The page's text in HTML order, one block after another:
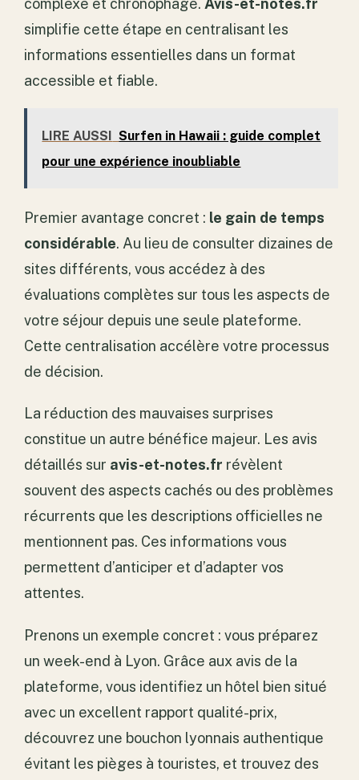
complexe et chronophage. Avis-et-notes.fr
simplifie cette étape en centralisant les
informations essentielles dans un format
accessible et fiable.
LIRE AUSSI Surfen in Hawaii : guide complet
pour une expérience inoubliable
Premier avantage concret : le gain de temps
considérable. Au lieu de consulter dizaines de
sites différents, vous accédez à des
évaluations complètes sur tous les aspects de
votre séjour depuis une seule plateforme.
Cette centralisation accélère votre processus
de décision.
La réduction des mauvaises surprises
constitue un autre bénéfice majeur. Les avis
détaillés sur avis-et-notes.fr révèlent
souvent des aspects cachés ou des problèmes
récurrents que les descriptions officielles ne
mentionnent pas. Ces informations vous
permettent d’anticiper et d’adapter vos
attentes.
Prenons un exemple concret : vous préparez
un week-end à Lyon. Grâce aux avis de la
plateforme, vous identifiez un hôtel bien situé
avec un excellent rapport qualité-prix,
découvrez une bouchon lyonnais authentique
évitant les pièges à touristes, et trouvez des